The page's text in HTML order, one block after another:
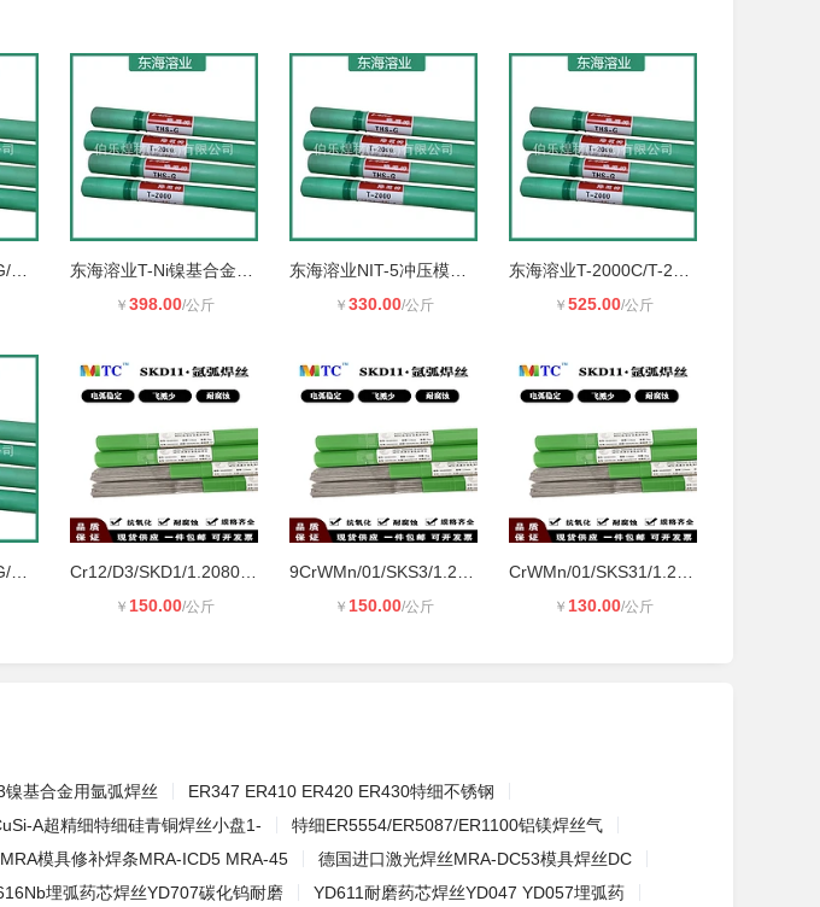
￥ 398.00/公斤 ￥ 330.00/公斤 ￥ 525.00/公斤
￥ 150.00/公斤 ￥ 150.00/公斤 ￥ 130.00/公斤
镍基合金用氩弧焊丝
ER347 ER410 ER420 ER430特细不锈钢
A超精细特细硅青铜焊丝小盘1-
特细ER5554/ER5087/ER1100铝镁焊丝气
模具修补焊条MRA-ICD5 MRA-45
德国进口激光焊丝MRA-DC53模具焊丝DC
埋弧药芯焊丝YD707碳化钨耐磨
YD611耐磨药芯焊丝YD047 YD057埋弧药